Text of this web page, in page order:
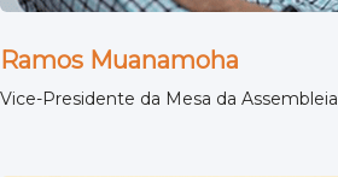
Ramos Muanamoha
Vice-Presidente da Mesa da Assembleia